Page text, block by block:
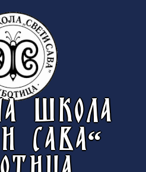
ШКОЛА
САВА“